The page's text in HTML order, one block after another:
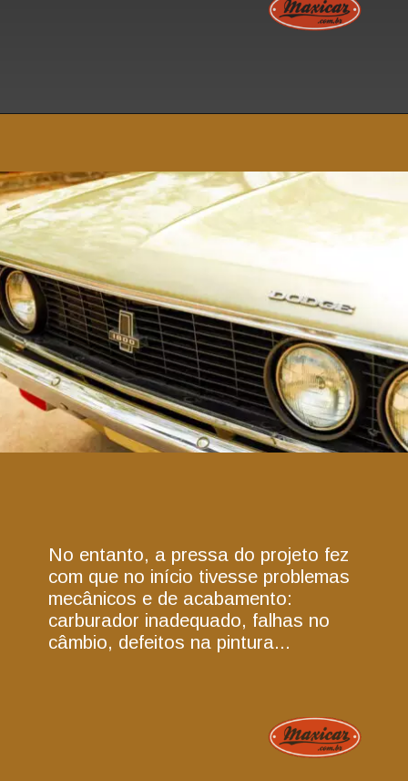
No entanto, a pressa do projeto fez
com que no início tivesse problemas
mecânicos e de acabamento:
carburador inadequado, falhas no
câmbio, defeitos na pintura...